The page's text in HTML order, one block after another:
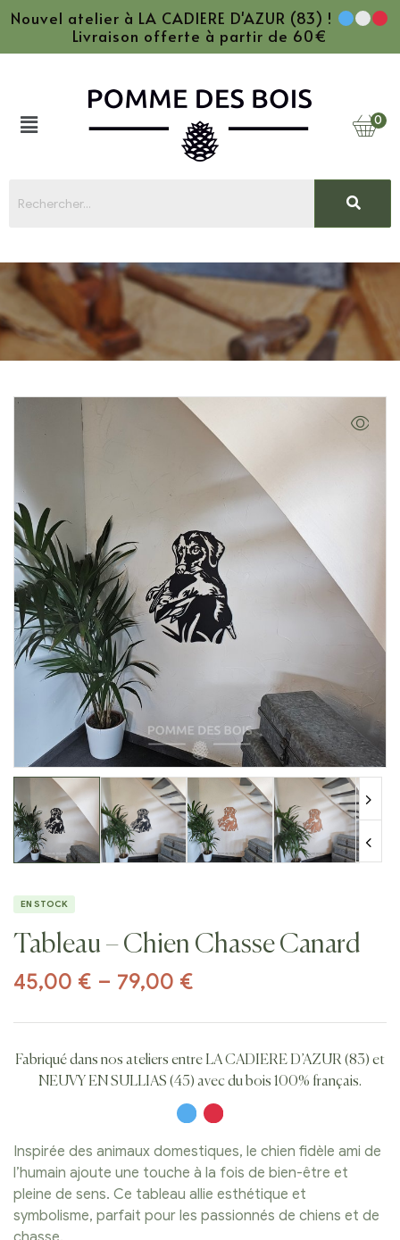
Nouvel atelier à LA CADIERE D'AZUR (83) !
Livraison offerte à partir de 60€
0
EN STOCK
Tableau – Chien Chasse Canard
45,00 € – 79,00 €
Fabriqué dans nos ateliers entre LA CADIERE D’AZUR (83) et
NEUVY EN SULLIAS (45) avec du bois 100% français.
Inspirée des animaux domestiques, le chien fidèle ami de
l’humain ajoute une touche à la fois de bien-être et
pleine de sens. Ce tableau allie esthétique et
symbolisme, parfait pour les passionnés de chiens et de